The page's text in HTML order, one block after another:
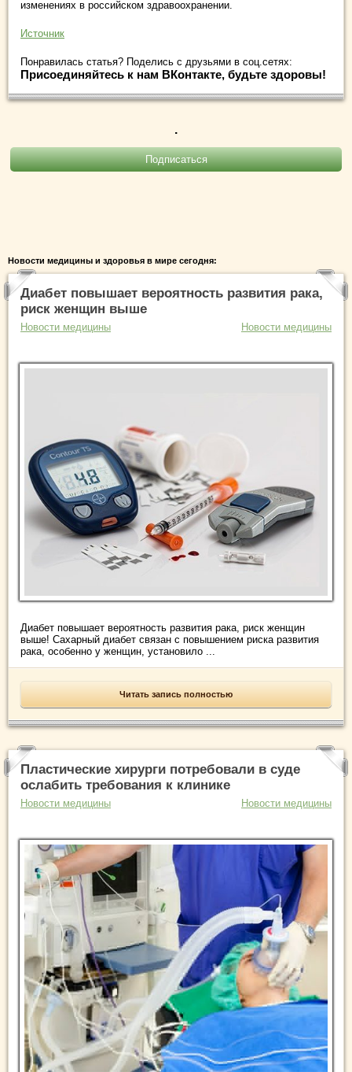
изменениях в российском здравоохранении.
Источник
Понравилась статья? Поделись с друзьями в соц.сетях:
Присоединяйтесь к нам ВКонтакте, будьте здоровы!
.
Новости медицины и здоровья в мире сегодня:
Диабет повышает вероятность развития рака,
риск женщин выше
Новости медицины Новости медицины
Диабет повышает вероятность развития рака, риск женщин
выше! Сахарный диабет связан с повышением риска развития
рака, особенно у женщин, установило ...
Читать запись полностью
Пластические хирурги потребовали в суде
ослабить требования к клинике
Новости медицины Новости медицины